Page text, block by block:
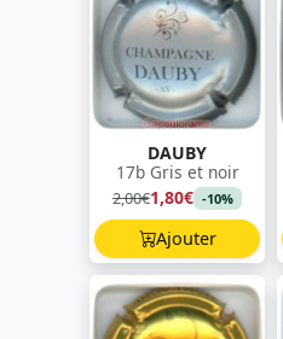
DAUBY
17b Gris et noir
2,00€1,80€ -10%
Ajouter